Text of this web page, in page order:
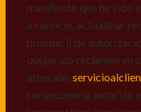
manifiesto que he sido
a conocer, actualizar,
prueba: i) de
quejas y/o reclamos en
atención:
consecuencia autorizo